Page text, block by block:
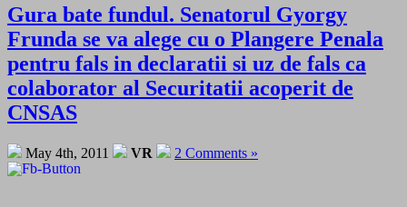
Gura bate fundul. Senatorul Gyorgy
Frunda se va alege cu o Plangere Penala
pentru fals in declaratii si uz de fals ca
colaborator al Securitatii acoperit de
CNSAS
May 4th, 2011 VR 2 Comments »